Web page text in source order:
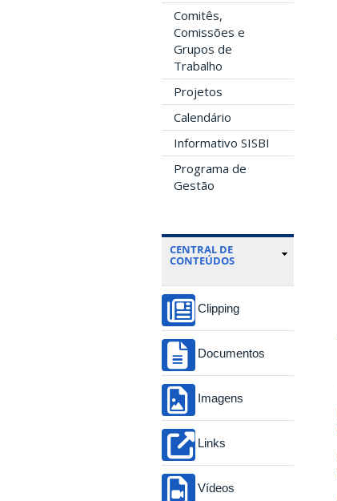
Comitês,
Comissões e
Grupos de
Trabalho
Projetos
Calendário
Informativo SISBI
Programa de
Gestão
CENTRAL DE
CONTEÚDOS
Clipping
Documentos
Imagens
Links
Vídeos